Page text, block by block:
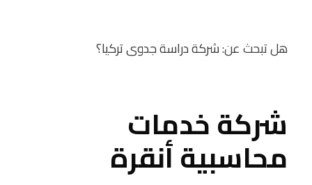
هل تبحث عن:شركة دراسة جدوى تركيا؟
شركة خدمات
محاسبية أنقرة